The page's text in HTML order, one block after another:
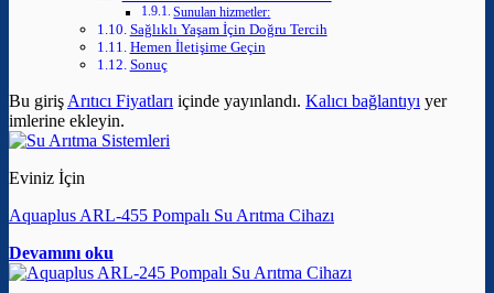
Sunulan hizmetler:
Sağlıklı Yaşam İçin Doğru Tercih
Hemen İletişime Geçin
Sonuç
Bu girişArıtıcı Fiyatları içinde yayınlandı. Kalıcı bağlantıyı yer
imlerine ekleyin.
Eviniz İçin
Aquaplus ARL-455 Pompalı Su Arıtma Cihazı
Devamını oku